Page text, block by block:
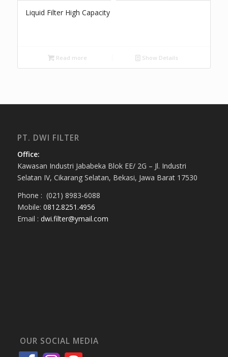
Liquid Filter High Capacity
Read more Show Details
PT. DWI FILTER
Office:
Kawasan Industri Jababeka Blok EE/ 2G – Jl. Industri
Selatan IV, Cikarang Selatan, Bekasi, Jawa Barat 17530
Phone : (021) 8983-6088
Mobile: 0812.8251.4956
Email : dwi.filter@ymail.com
OUR SOCIAL MEDIA